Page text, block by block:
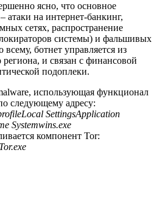
ясно, что основное
атаки на интернет-банкинг,
сетях, распространение
системы) и фальшивых
ботнет управляется из
региона, и связан с финансовой
подоплеки.
использующая функционал
следующему адресу:
SettingsApplication
Systemwins.exe
компонент Tor: